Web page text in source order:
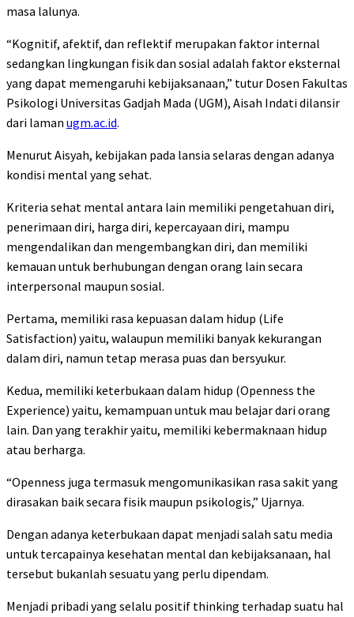
masa lalunya.
“Kognitif, afektif, dan reflektif merupakan faktor internal
sedangkan lingkungan fisik dan sosial adalah faktor eksternal
yang dapat memengaruhi kebijaksanaan,” tutur Dosen Fakultas
Psikologi Universitas Gadjah Mada (UGM), Aisah Indati dilansir
dari laman ugm.ac.id.
Menurut Aisyah, kebijakan pada lansia selaras dengan adanya
kondisi mental yang sehat.
Kriteria sehat mental antara lain memiliki pengetahuan diri,
penerimaan diri, harga diri, kepercayaan diri, mampu
mengendalikan dan mengembangkan diri, dan memiliki
kemauan untuk berhubungan dengan orang lain secara
interpersonal maupun sosial.
Pertama, memiliki rasa kepuasan dalam hidup (Life
Satisfaction) yaitu, walaupun memiliki banyak kekurangan
dalam diri, namun tetap merasa puas dan bersyukur.
Kedua, memiliki keterbukaan dalam hidup (Openness the
Experience) yaitu, kemampuan untuk mau belajar dari orang
lain. Dan yang terakhir yaitu, memiliki kebermaknaan hidup
atau berharga.
“Openness juga termasuk mengomunikasikan rasa sakit yang
dirasakan baik secara fisik maupun psikologis,” Ujarnya.
Dengan adanya keterbukaan dapat menjadi salah satu media
untuk tercapainya kesehatan mental dan kebijaksanaan, hal
tersebut bukanlah sesuatu yang perlu dipendam.
Menjadi pribadi yang selalu positif thinking terhadap suatu hal